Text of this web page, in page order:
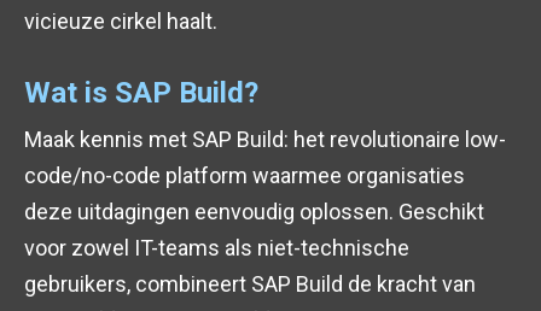
vicieuze cirkel haalt.
Wat is SAP Build?
Maak kennis met SAP Build: het revolutionaire low-
code/no-code platform waarmee organisaties
deze uitdagingen eenvoudig oplossen. Geschikt
voor zowel IT-teams als niet-technische
gebruikers, combineert SAP Build de kracht van